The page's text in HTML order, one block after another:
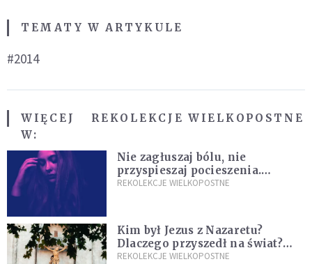
TEMATY W ARTYKULE
#2014
WIĘCEJ
W:
REKOLEKCJE WIELKOPOSTNE
Nie zagłuszaj bólu, nie
przyspieszaj pocieszenia.
Przyjmij ciszę zamiast rzucać się
REKOLEKCJE WIELKOPOSTNE
Kim był Jezus z Nazaretu?
Dlaczego przyszedł na świat?
I dlaczego umarł?
REKOLEKCJE WIELKOPOSTNE